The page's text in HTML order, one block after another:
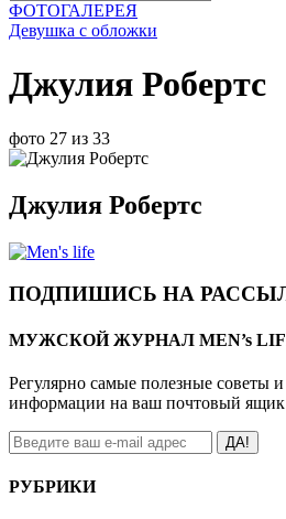
ФОТОГАЛЕРЕЯ
Девушка с обложки
Джулия Робертс
фото 27 из 33
Джулия Робертс
ПОДПИШИСЬ НА
МУЖСКОЙ ЖУРНАЛ MEN’s
Регулярно самые полезные советы
информации на ваш почтовый ящик
ДА!
РУБРИКИ